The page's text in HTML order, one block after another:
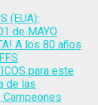
(EUA):
de MAYO
A los 80 años
para este
de las
Campeones